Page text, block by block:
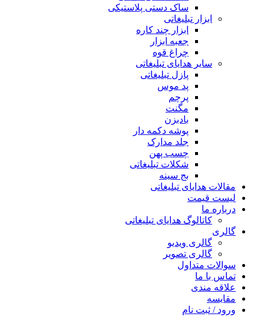
ساک دستی پلاستیکی
ابزار تبلیغاتی
ابزار چند کاره
جعبه ابزار
چراغ قوه
سایر هدایای تبلیغاتی
پازل تبلیغاتی
پد موس
پرچم
مگنت
بادبزن
پوشه دکمه دار
جلد مدارک
چسب پهن
شکلات تبلیغاتی
بج سینه
مقالات هدایای تبلیغاتی
لیست قیمت
درباره ما
کاتالوگ هدایای تبلیغاتی
گالری
گالری ویدیو
گالری تصویر
سوالات متداول
تماس با ما
علاقه مندی
مقايسه
ورود / ثبت نام